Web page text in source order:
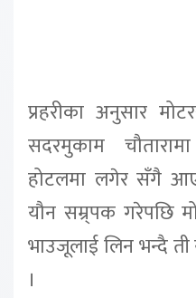
प्रहरीका अनुसार
सदरमुकाम
होटलमा लगेर सँगै
यौन सम्र्पक गरेपछि
भाउजूलाई लिन भन्दै ती
।